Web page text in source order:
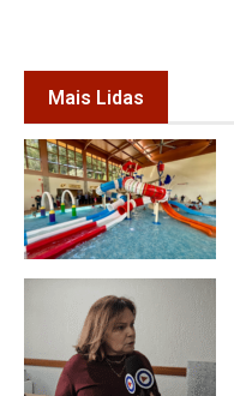
Mais Lidas